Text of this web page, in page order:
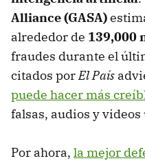
Alliance (GASA)
alrededor de 139,000
fraudes durante el
citados porEl País
puede hacer más
falsas, audios y
Por ahora, la mejor